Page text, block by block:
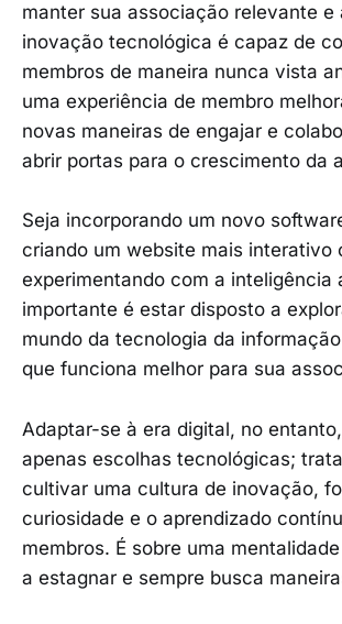
manter sua associação relevante e
inovação tecnológica é capaz de
membros de maneira nunca vista
uma experiência de membro
novas maneiras de engajar e
abrir portas para o crescimento da
Seja incorporando um novo
criando um website mais interativo
experimentando com a inteligência
importante é estar disposto a
mundo da tecnologia da
que funciona melhor para sua
Adaptar-se à era digital, no
apenas escolhas tecnológicas;
cultivar uma cultura de inovação,
curiosidade e o aprendizado
membros. É sobre uma
a estagnar e sempre busca